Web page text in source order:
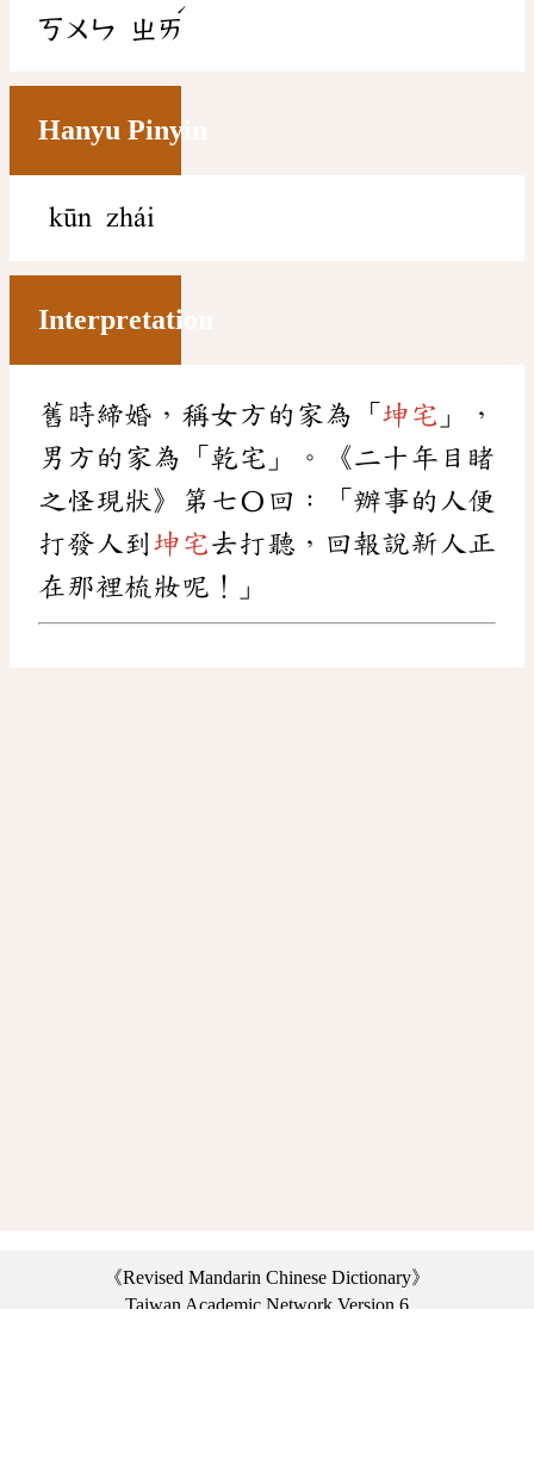
ㄎㄨㄣ ㄓㄞ
ˊ
Hanyu Pinyin
kūn zhái
Interpretation
舊時締婚，稱女方的家為「 坤宅 」，
男方的家為「乾宅」。《二十年目睹
之怪現狀》第七〇回：「辦事的人便
打發人到 坤宅去打聽，回報說新人正
在那裡梳妝呢！」
《Revised Mandarin Chinese Dictionary》
Taiwan Academic Network Version 6